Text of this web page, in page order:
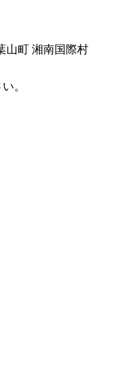
町 湘南国際村
。